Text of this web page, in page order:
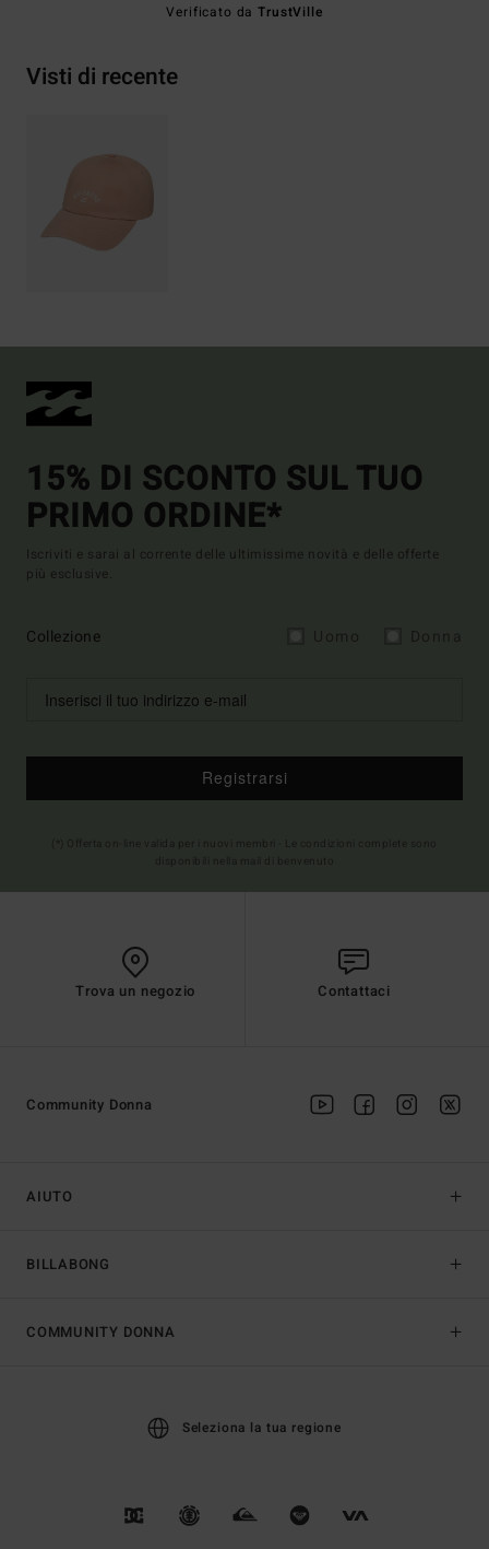
Verificato daTrustVille
Visti di recente
15% DI SCONTO SUL TUO
PRIMO ORDINE*
Iscriviti e sarai al corrente delle ultimissime novità e delle offerte
più esclusive.
Collezione
Registrarsi
Trova un negozio Contattaci
AIUTO
BILLABONG
Community Donna
COMMUNITY DONNA
Seleziona la tua regione